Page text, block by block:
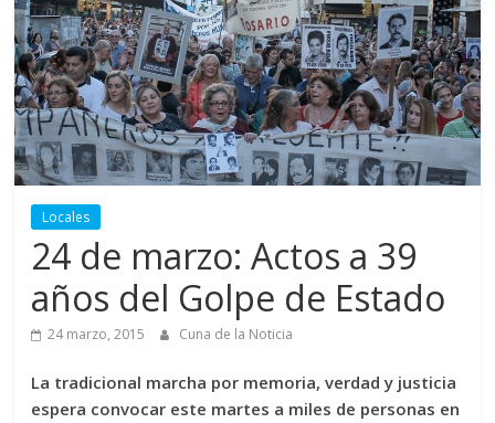
Locales
24 de marzo: Actos a 39
años del Golpe de Estado
24 marzo, 2015 Cuna de la Noticia
La tradicional marcha por memoria, verdad y justicia
espera convocar este martes a miles de personas en